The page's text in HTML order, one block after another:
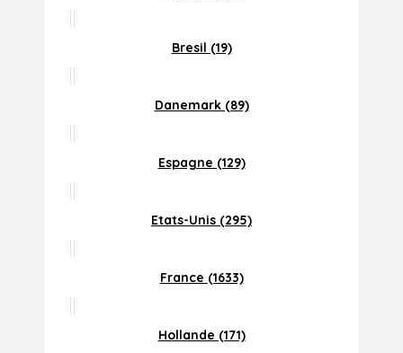
Bresil (19)
Danemark (89)
Espagne (129)
Etats-Unis (295)
France (1633)
Hollande (171)